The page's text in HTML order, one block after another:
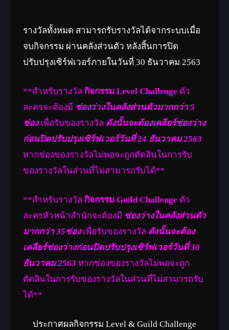
รางวัลทั้งหมด สามารถรับรางวัลได้จากระบบเมื่อ
จบกิจกรรม ผ่านคลังส่วนตัว หลังสิ้นการปิด
ปรับปรุงเซิร์ฟเวอร์ภายในวันที่ 30 ธันวาคม 2563
**สำหรับรางวัล กิจกรรม Level Challenge ตัว
ละครจะต้องมี ช่องว่างในคลังส่วนตัวมากกว่า 5
ช่องเพื่อรับของรางวัล ดังนั้นจะต้องเคลียร์ช่องว่าง
ก่อนปิดปรับปรุงเซิร์ฟเวอร์วันที่ 24 ธันวาคม 2563
หากช่องของรางวัลไม่พอจะถูกตัดสินในการรับ
ของรางวัลในส่วนที่ไม่สามารถรับได้**
**สำหรับรางวัล กิจกรรม Guild Challenge ตัว
ละครหัวหน้าสำนักจะต้องมี ช่องว่างในคลังส่วนตัว
มากกว่า 35ช่องเพื่อรับของรางวัล ดังนั้นจะต้อง
เคลียร์ช่องว่างก่อนปิดปรับปรุงเซิร์ฟเวอร์วันที่ 30
ธันวาคม 2563 หากช่องของรางวัลไม่พอจะถูก
ตัดสินในการรับของรางวัลในส่วนที่ไม่สามารถรับ
ได้**
ประกาศผลกิจกรรม Level & Guild Challenge